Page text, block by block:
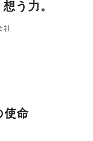
う力。
社
使命